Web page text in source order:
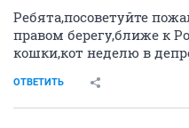
Ребята,посоветуйте
правом берегу,ближе к
кошки,кот неделю в
ОТВЕТИТЬ